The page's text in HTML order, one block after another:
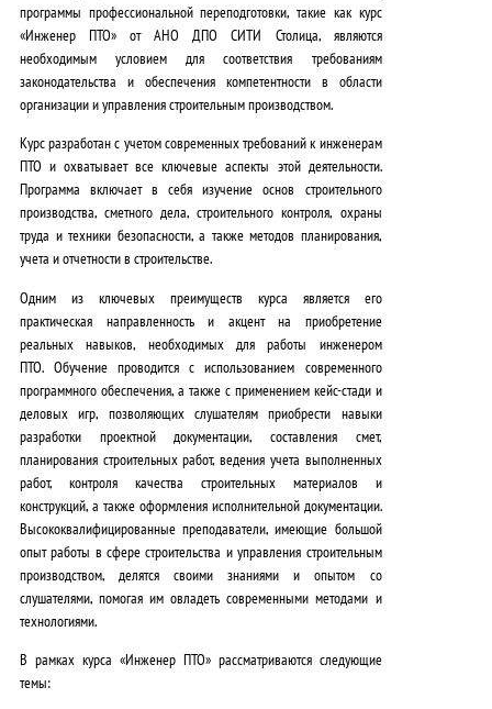
программы профессиональной переподготовки, такие как курс
«Инженер ПТО» от АНО ДПО СИТИ Столица, являются
необходимым условием для соответствия требованиям
законодательства и обеспечения компетентности в области
организации и управления строительным производством.
Курс разработан с учетом современных требований к инженерам
ПТО и охватывает все ключевые аспекты этой деятельности.
Программа включает в себя изучение основ строительного
производства, сметного дела, строительного контроля, охраны
труда и техники безопасности, а также методов планирования,
учета и отчетности в строительстве.
Одним из ключевых преимуществ курса является его
практическая направленность и акцент на приобретение
реальных навыков, необходимых для работы инженером
ПТО. Обучение проводится с использованием современного
программного обеспечения, а также с применением кейс-стади и
деловых игр, позволяющих слушателям приобрести навыки
разработки проектной документации, составления смет,
планирования строительных работ, ведения учета выполненных
работ, контроля качества строительных материалов и
конструкций, а также оформления исполнительной документации.
Высококвалифицированные преподаватели, имеющие большой
опыт работы в сфере строительства и управления строительным
производством, делятся своими знаниями и опытом со
слушателями, помогая им овладеть современными методами и
технологиями.
В рамках курса «Инженер ПТО» рассматриваются следующие
темы: